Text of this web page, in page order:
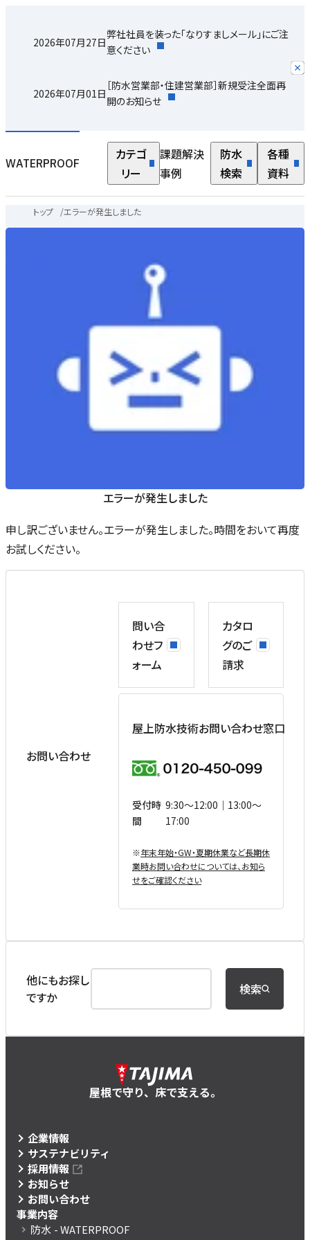
2026年07月27日
弊社社員を装った「なりすましメール」にご注
意ください
2026年07月01日
［防水営業部・住建営業部］新規受注全面再
開のお知らせ
WATERPROOF
カテゴ
リー
課題解決
事例
防水
検索
各種
資料
トップ /エラーが発生しました
エラーが発生しました
申し訳ございません。エラーが発生しました。時間をおいて再度
お試しください。
お問い合わせ
問い合
わせフ
ォーム
カタロ
グのご
請求
屋上防水技術お問い合わせ窓口
受付時
間
9:30〜12:00｜13:00〜
17:00
※年末年始・GW・夏期休業など⻑期休
業時お問い合わせについては、お知ら
せをご確認ください
他にもお探し
ですか
検索
屋根で守り、床で支える。
企業情報
サステナビリティ
採用情報
お知らせ
お問い合わせ
事業内容
防水 - WATERPROOF